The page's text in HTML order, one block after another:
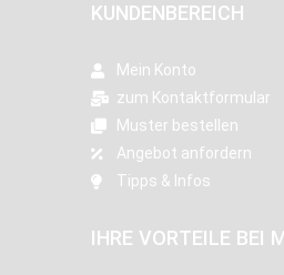
KUNDENBEREICH
Mein Konto
zum Kontaktformular
Muster bestellen
Angebot anfordern
Tipps & Infos
IHRE VORTEILE BEI